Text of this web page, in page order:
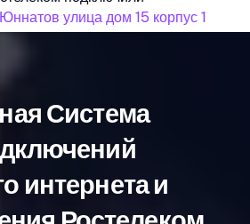
улица дом 15 корпус 1
Система
интернета и